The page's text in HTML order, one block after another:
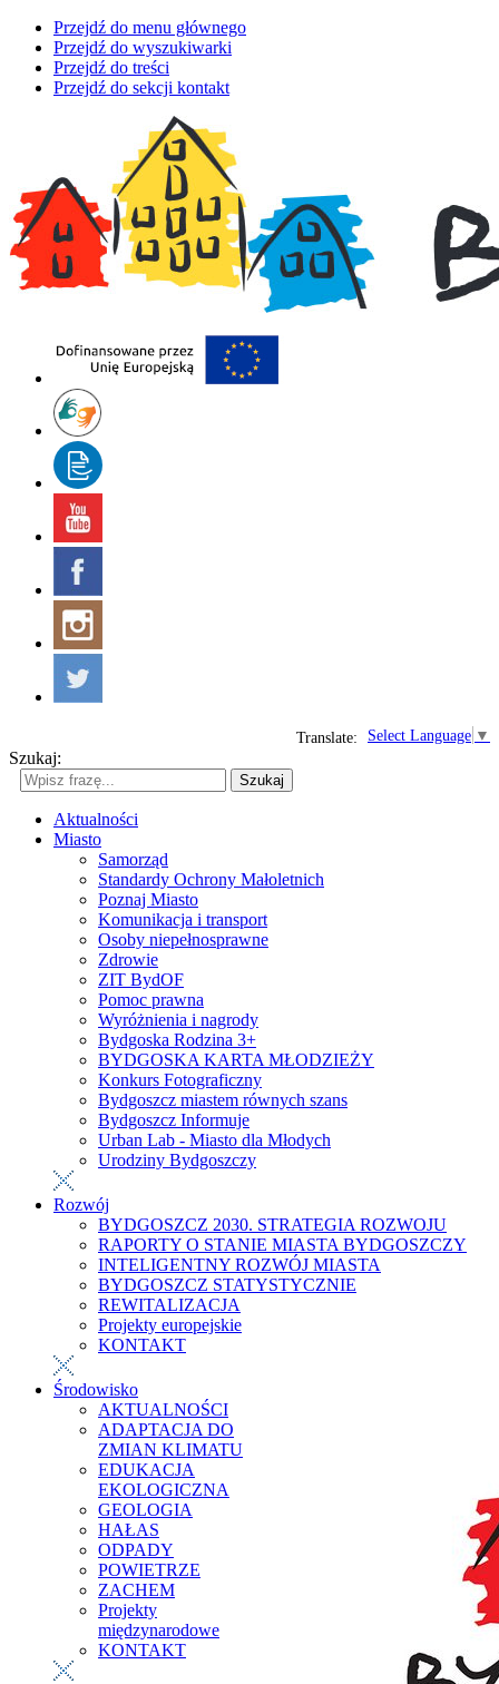
Przejdź do menu głównego
Przejdź do wyszukiwarki
Przejdź do treści
Przejdź do sekcji kontakt
Select Language ▼
Translate:
Szukaj:
Szukaj
Aktualności
Miasto
Samorząd
Standardy Ochrony Małoletnich
Poznaj Miasto
Komunikacja i transport
Osoby niepełnosprawne
Zdrowie
ZIT BydOF
Pomoc prawna
Wyróżnienia i nagrody
Bydgoska Rodzina 3+
BYDGOSKA KARTA MŁODZIEŻY
Konkurs Fotograficzny
Bydgoszcz miastem równych szans
Bydgoszcz Informuje
Urban Lab - Miasto dla Młodych
Urodziny Bydgoszczy
Rozwój
BYDGOSZCZ 2030. STRATEGIA ROZWOJU
RAPORTY O STANIE MIASTA BYDGOSZCZY
INTELIGENTNY ROZWÓJ MIASTA
BYDGOSZCZ STATYSTYCZNIE
REWITALIZACJA
Projekty europejskie
KONTAKT
Środowisko
AKTUALNOŚCI
ADAPTACJA DO
ZMIAN KLIMATU
EDUKACJA
EKOLOGICZNA
GEOLOGIA
HAŁAS
ODPADY
POWIETRZE
ZACHEM
Projekty
międzynarodowe
KONTAKT